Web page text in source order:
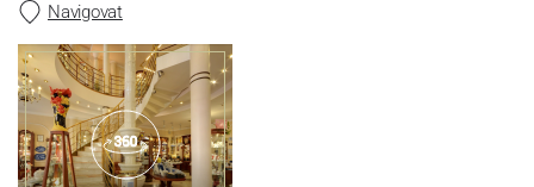
Navigovat